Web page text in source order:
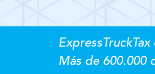
Más de 600.000